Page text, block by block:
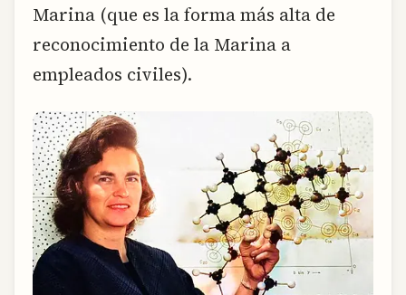
Marina (que es la forma más alta de
reconocimiento de la Marina a
empleados civiles).